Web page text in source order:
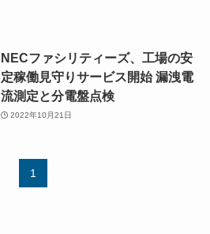
NECファシリティーズ、工場の安
定稼働見守りサービス開始 漏洩電
流測定と分電盤点検
2022年10月21日
1